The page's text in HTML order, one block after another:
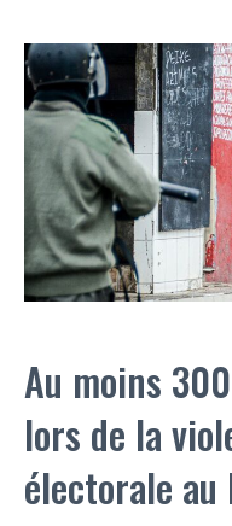
Au moins
lors de la
électorale au